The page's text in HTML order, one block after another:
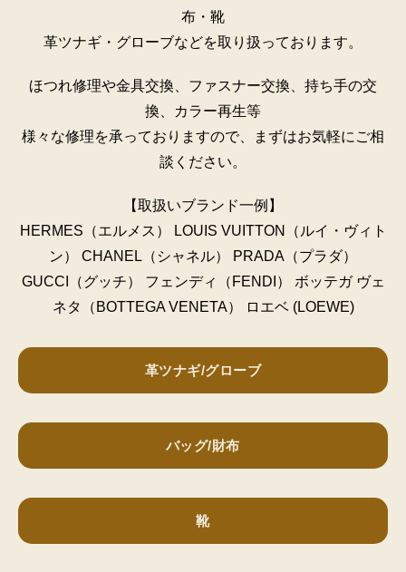
布・靴
革ツナギ・グローブなどを取り扱っております。
ほつれ修理や金具交換、ファスナー交換、持ち手の交
換、カラー再生等
様々な修理を承っておりますので、まずはお気軽にご相
談ください。
【取扱いブランド一例】
HERMES（エルメス） LOUIS VUITTON（ルイ・ヴィト
ン） CHANEL（シャネル） PRADA（プラダ）
GUCCI（グッチ） フェンディ（FENDI） ボッテガ ヴェ
ネタ（BOTTEGA VENETA） ロエベ (LOEWE)
革ツナギ/グローブ
バッグ/財布
靴